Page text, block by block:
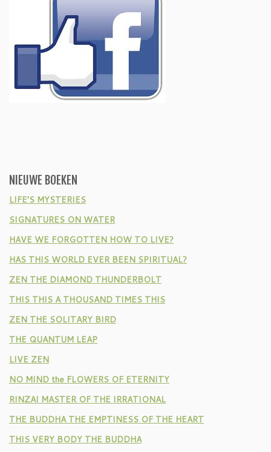
NIEUWE BOEKEN
LIFE’S MYSTERIES
SIGNATURES ON WATER
HAVE WE FORGOTTEN HOW TO LIVE?
HAS THIS WORLD EVER BEEN SPIRITUAL?
ZEN THE DIAMOND THUNDERBOLT
THIS THIS A THOUSAND TIMES THIS
ZEN THE SOLITARY BIRD
THE QUANTUM LEAP
LIVE ZEN
NO MIND the FLOWERS OF ETERNITY
RINZAI MASTER OF THE IRRATIONAL
THE BUDDHA THE EMPTINESS OF THE HEART
THIS VERY BODY THE BUDDHA